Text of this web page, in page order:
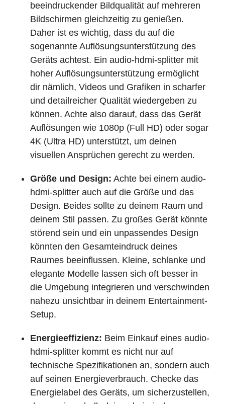
beeindruckender Bildqualität auf mehreren
Bildschirmen gleichzeitig zu genießen.
Daher ist es wichtig, dass du auf die
sogenannte Auflösungsunterstützung des
Geräts achtest. Ein audio-hdmi-splitter mit
hoher Auflösungsunterstützung ermöglicht
dir nämlich, Videos und Grafiken in scharfer
und detailreicher Qualität wiedergeben zu
können. Achte also darauf, dass das Gerät
Auflösungen wie 1080p (Full HD) oder sogar
4K (Ultra HD) unterstützt, um deinen
visuellen Ansprüchen gerecht zu werden.
Größe und Design: Achte bei einem audio-
hdmi-splitter auch auf die Größe und das
Design. Beides sollte zu deinem Raum und
deinem Stil passen. Zu großes Gerät könnte
störend sein und ein unpassendes Design
könnten den Gesamteindruck deines
Raumes beeinflussen. Kleine, schlanke und
elegante Modelle lassen sich oft besser in
die Umgebung integrieren und verschwinden
nahezu unsichtbar in deinem Entertainment-
Setup.
Energieeffizienz: Beim Einkauf eines audio-
hdmi-splitter kommt es nicht nur auf
technische Spezifikationen an, sondern auch
auf seinen Energieverbrauch. Checke das
Energielabel des Geräts, um sicherzustellen,